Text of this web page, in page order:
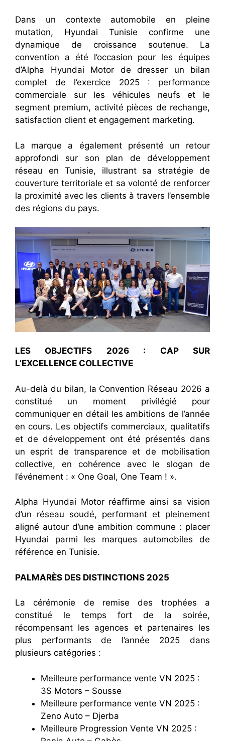
Dans un contexte automobile en pleine
mutation, Hyundai Tunisie confirme une
dynamique de croissance soutenue. La
convention a été l’occasion pour les équipes
d’Alpha Hyundai Motor de dresser un bilan
complet de l’exercice 2025 : performance
commerciale sur les véhicules neufs et le
segment premium, activité pièces de rechange,
satisfaction client et engagement marketing.
La marque a également présenté un retour
approfondi sur son plan de développement
réseau en Tunisie, illustrant sa stratégie de
couverture territoriale et sa volonté de renforcer
la proximité avec les clients à travers l’ensemble
des régions du pays.
LES OBJECTIFS 2026 : CAP SUR
L’EXCELLENCE COLLECTIVE
Au-delà du bilan, la Convention Réseau 2026 a
constitué un moment privilégié pour
communiquer en détail les ambitions de l’année
en cours. Les objectifs commerciaux, qualitatifs
et de développement ont été présentés dans
un esprit de transparence et de mobilisation
collective, en cohérence avec le slogan de
l’événement : « One Goal, One Team ! ».
Alpha Hyundai Motor réaffirme ainsi sa vision
d’un réseau soudé, performant et pleinement
aligné autour d’une ambition commune : placer
Hyundai parmi les marques automobiles de
référence en Tunisie.
PALMARÈS DES DISTINCTIONS 2025
La cérémonie de remise des trophées a
constitué le temps fort de la soirée,
récompensant les agences et partenaires les
plus performants de l’année 2025 dans
plusieurs catégories :
Meilleure performance vente VN 2025 :
3S Motors – Sousse
Meilleure performance vente VN 2025 :
Zeno Auto – Djerba
Meilleure Progression Vente VN 2025 :